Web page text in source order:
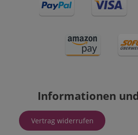
Informationen
Vertrag widerrufen